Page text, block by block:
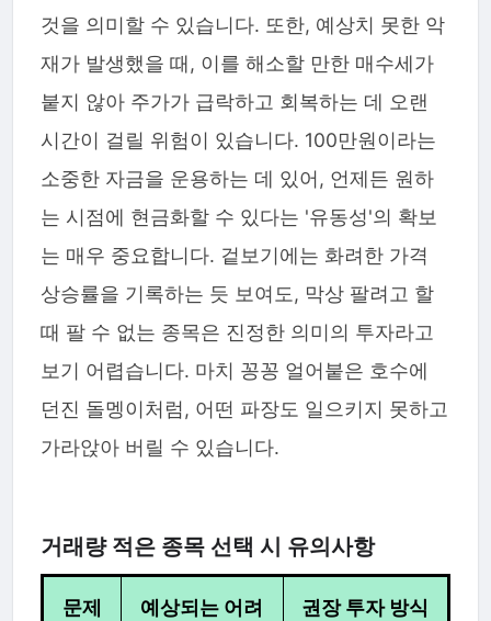
것을 의미할 수 있습니다. 또한, 예상치 못한 악
재가 발생했을 때, 이를 해소할 만한 매수세가
붙지 않아 주가가 급락하고 회복하는 데 오랜
시간이 걸릴 위험이 있습니다. 100만원이라는
소중한 자금을 운용하는 데 있어, 언제든 원하
는 시점에 현금화할 수 있다는 '유동성'의 확보
는 매우 중요합니다. 겉보기에는 화려한 가격
상승률을 기록하는 듯 보여도, 막상 팔려고 할
때 팔 수 없는 종목은 진정한 의미의 투자라고
보기 어렵습니다. 마치 꽁꽁 얼어붙은 호수에
던진 돌멩이처럼, 어떤 파장도 일으키지 못하고
가라앉아 버릴 수 있습니다.
거래량 적은 종목 선택 시 유의사항
문제
예상되는 어려
권장 투자 방식